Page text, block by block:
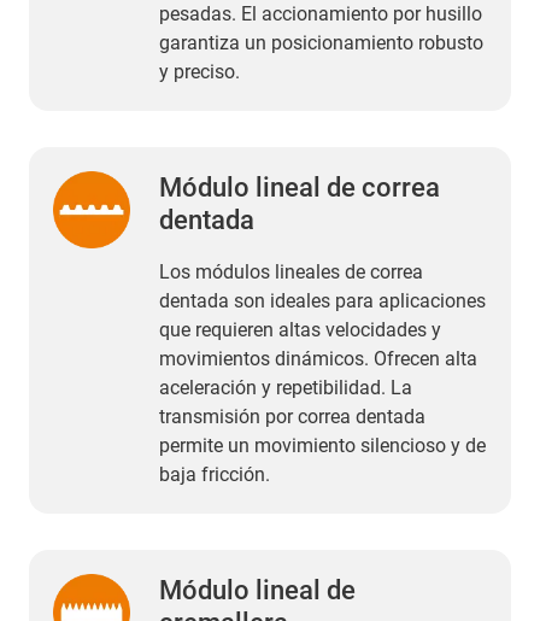
pesadas. El accionamiento por husillo
garantiza un posicionamiento robusto
y preciso.
Módulo lineal de correa
dentada
Los módulos lineales de correa
dentada son ideales para aplicaciones
que requieren altas velocidades y
movimientos dinámicos. Ofrecen alta
aceleración y repetibilidad. La
transmisión por correa dentada
permite un movimiento silencioso y de
baja fricción.
Módulo lineal de